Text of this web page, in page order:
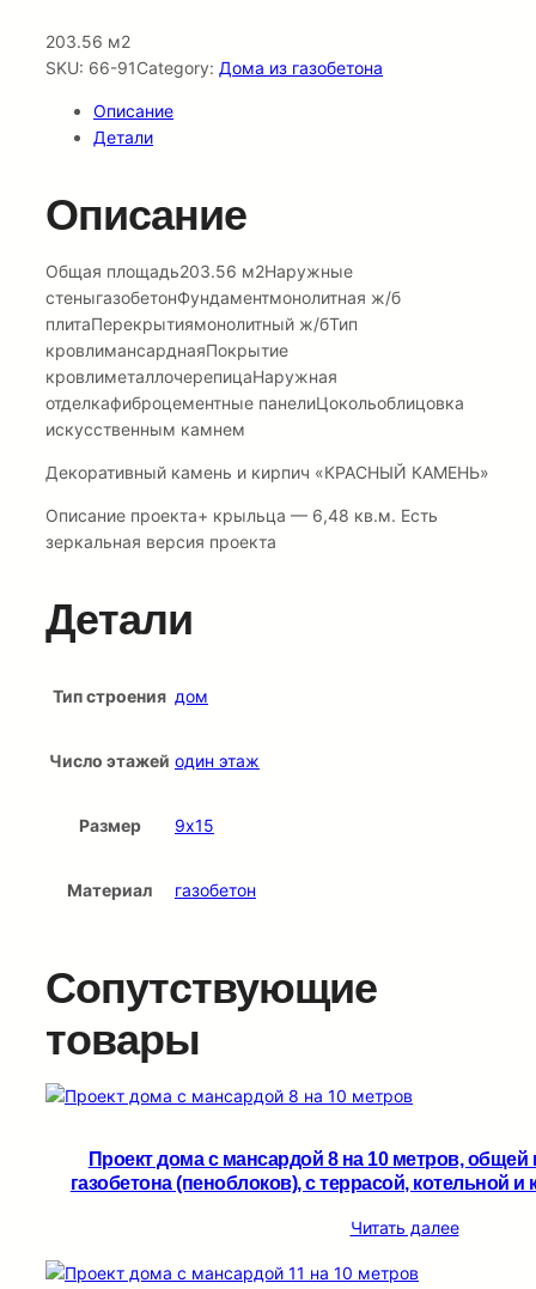
203.56 м2
SKU: 66-91Category: Дома из газобетона
Описание
Детали
Описание
Общая площадь203.56 м2Наружные
стеныгазобетонФундаментмонолитная ж/б
плитаПерекрытиямонолитный ж/бТип
кровлимансарднаяПокрытие
кровлиметаллочерепицаНаружная
отделкафиброцементные панелиЦокольоблицовка
искусственным камнем
Декоративный камень и кирпич «КРАСНЫЙ КАМЕНЬ»
Описание проекта+ крыльца — 6,48 кв.м. Есть
зеркальная версия проекта
Детали
Тип строения дом
Число этажей один этаж
Размер 9х15
Материал газобетон
Сопутствующие
товары
Проект дома с мансардой 8 на 10 метров,
газобетона (пеноблоков), c террасой, котельной и
Читать далее